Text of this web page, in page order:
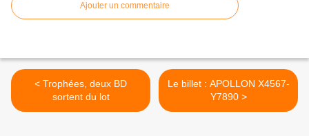
Ajouter un commentaire
< Trophées, deux BD
sortent du lot
Le billet : APOLLON X4567-
Y7890 >